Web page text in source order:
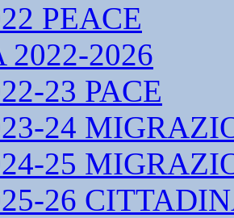
PEACE
2022-2026
23 PACE
24
25
26